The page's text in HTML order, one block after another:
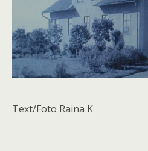
Text/Foto Raina K